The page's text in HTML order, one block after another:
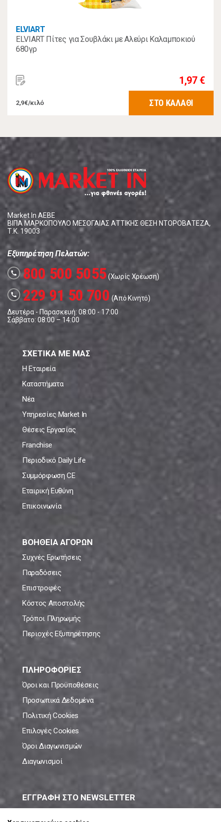
ELVIART
ELVIART Πίτες για Σουβλάκι με Αλεύρι Καλαμποκιού
680γρ
1,97 €
2,9€/κιλό ΣΤΟ ΚΑΛΑΘΙ
Market In ΑΕΒΕ
ΒΙΠΑ ΜΑΡΚΟΠΟΥΛΟ ΜΕΣΟΓΑΙΑΣ ΑΤΤΙΚΗΣ ΘΕΣΗ ΝΤΟΡΟΒΑΤΕΖΑ,
Τ.Κ. 19003
Εξυπηρέτηση Πελατών:
call 800 500 5055(Χωρίς Χρέωση)
call 229 91 50 700 (Από Κινητό)
Δευτέρα - Παρασκευή: 08:00 - 17:00
Σάββατο: 08:00 – 14:00
ΣΧΕΤΙΚΑ ΜΕ ΜΑΣ
Η Εταιρεία
Καταστήματα
Νέα
Υπηρεσίες Market In
Θέσεις Εργασίας
Franchise
Περιοδικό Daily Life
Συμμόρφωση CE
Εταιρική Ευθύνη
Επικοινωνία
ΒΟΗΘΕΙΑ ΑΓΟΡΩΝ
Συχνές Ερωτήσεις
Παραδόσεις
Επιστροφές
Κόστος Αποστολής
Τρόποι Πληρωμής
Περιοχές Εξυπηρέτησης
ΠΛΗΡΟΦΟΡΙΕΣ
Όροι και Προϋποθέσεις
Προσωπικά Δεδομένα
Πολιτική Cookies
Επιλογές Cookies
Όροι Διαγωνισμών
Διαγωνισμοί
ΕΓΓΡΑΦΗ ΣΤΟ NEWSLETTER